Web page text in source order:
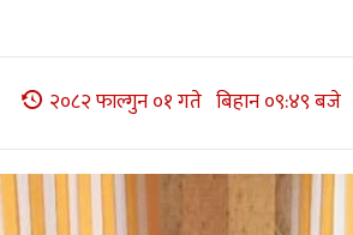
२०८२ फाल्गुन ०१ गते बिहान ०९:४९ बजे